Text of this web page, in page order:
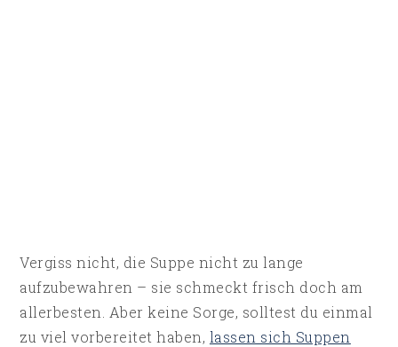
Vergiss nicht, die Suppe nicht zu lange
aufzubewahren – sie schmeckt frisch doch am
allerbesten. Aber keine Sorge, solltest du einmal
zu viel vorbereitet haben, lassen sich Suppen